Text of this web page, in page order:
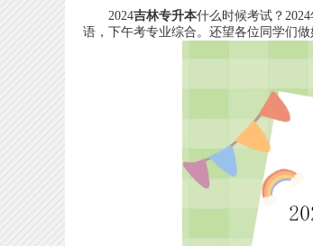
2024吉林专升本什么时候考试？
语，下午考专业综合。还望各位同学们做